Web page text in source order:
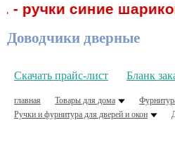
ручки синие
Доводчики дверные
Скачать прайс-лист Бланк
главная Товары для дома
Ручки и фурнитура для дверей и окон